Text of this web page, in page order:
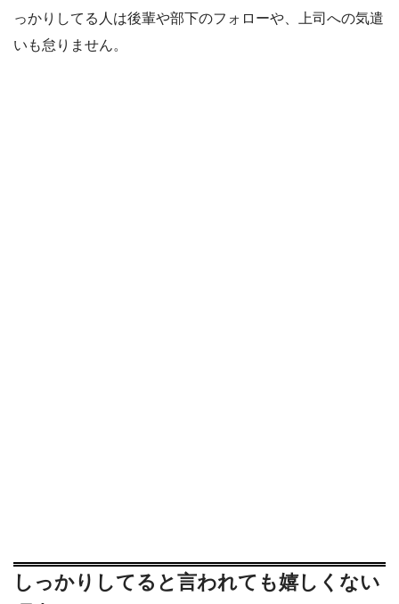
っかりしてる人は後輩や部下のフォローや、上司への気遣
いも怠りません。
しっかりしてると言われても嬉しくない